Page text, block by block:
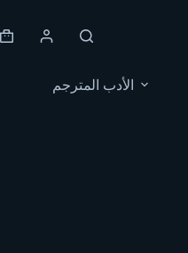
content
Shopping
الأدب المترجم